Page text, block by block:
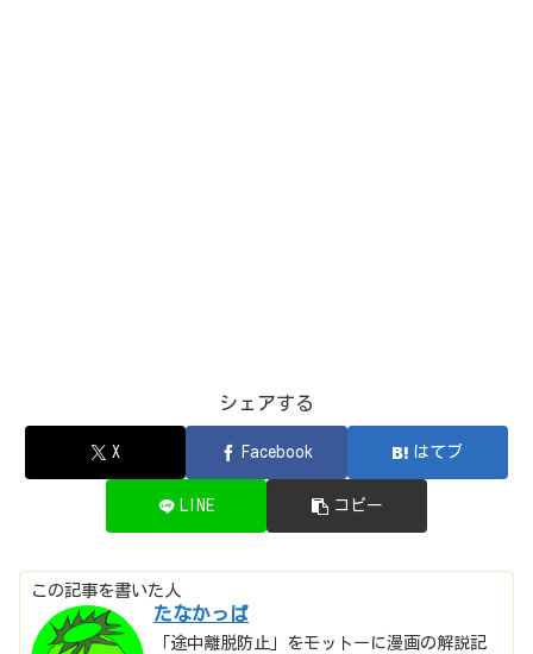
シェアする
X Facebook はてブ
LINE コピー
この記事を書いた人
たなかっぱ
「途中離脱防止」をモットーに漫画の解説記